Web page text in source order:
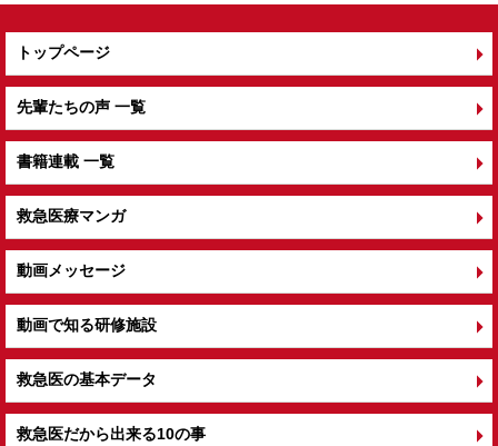
トップページ
先輩たちの声 一覧
書籍連載 一覧
救急医療マンガ
動画メッセージ
動画で知る研修施設
救急医の基本データ
救急医だから出来る10の事